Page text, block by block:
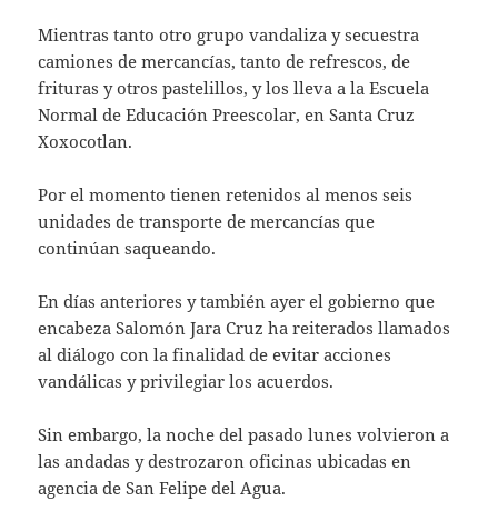
Mientras tanto otro grupo vandaliza y secuestra
camiones de mercancías, tanto de refrescos, de
frituras y otros pastelillos, y los lleva a la Escuela
Normal de Educación Preescolar, en Santa Cruz
Xoxocotlan.
Por el momento tienen retenidos al menos seis
unidades de transporte de mercancías que
continúan saqueando.
En días anteriores y también ayer el gobierno que
encabeza Salomón Jara Cruz ha reiterados llamados
al diálogo con la finalidad de evitar acciones
vandálicas y privilegiar los acuerdos.
Sin embargo, la noche del pasado lunes volvieron a
las andadas y destrozaron oficinas ubicadas en
agencia de San Felipe del Agua.